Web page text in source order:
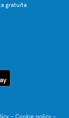
gratuita
– Cookie policy–